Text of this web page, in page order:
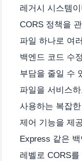
레거시 시스템
CORS 정책을
파일 하나로 여
백엔드 코드 수
부담을 줄일 수
파일을 서비스
사용하는 복잡
제어 기능을 제
Express 같은
레벨로 CORS